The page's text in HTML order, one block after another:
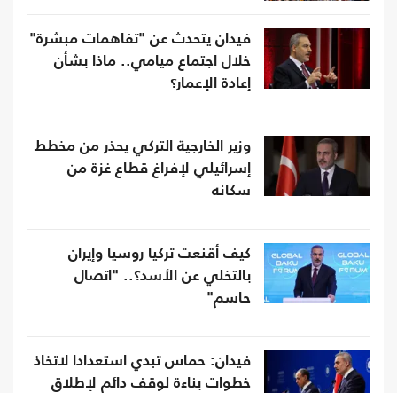
فيدان يتحدث عن "تفاهمات مبشرة"
خلال اجتماع ميامي.. ماذا بشأن
إعادة الإعمار؟
وزير الخارجية التركي يحذر من مخطط
إسرائيلي لإفراغ قطاع غزة من
سكانه
كيف أقنعت تركيا روسيا وإيران
بالتخلي عن الأسد؟.. "اتصال
حاسم"
فيدان: حماس تبدي استعدادا لاتخاذ
خطوات بناءة لوقف دائم لإطلاق